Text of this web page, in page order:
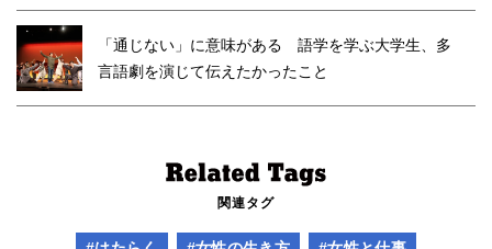
「通じない」に意味がある 語学を学ぶ大学生、多
言語劇を演じて伝えたかったこと
関連タグ